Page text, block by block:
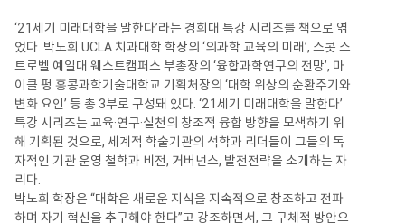
‘21세기 미래대학을 말한다’라는 경희대 특강 시리즈를 책으로 엮
었다. 박노희 UCLA 치과대학 학장의 ‘의과학 교육의 미래’, 스콧 스
트로벨 예일대 웨스트캠퍼스 부총장의 ‘융합과학연구의 전망’, 마
이클 펑 홍콩과학기술대학교 기획처장의 ‘대학 위상의 순환주기와
변화 요인’ 등 총 3부로 구성돼 있다. ‘21세기 미래대학을 말한다’
특강 시리즈는 교육·연구·실천의 창조적 융합 방향을 모색하기 위
해 기획된 것으로, 세계적 학술기관의 석학과 리더들이 그들의 독
자적인 기관 운영 철학과 비전, 거버넌스, 발전전략을 소개하는 자
리다.
박노희 학장은 “대학은 새로운 지식을 지속적으로 창조하고 전파
하며 자기 혁신을 추구해야 한다”고 강조하면서, 그 구체적 방안으